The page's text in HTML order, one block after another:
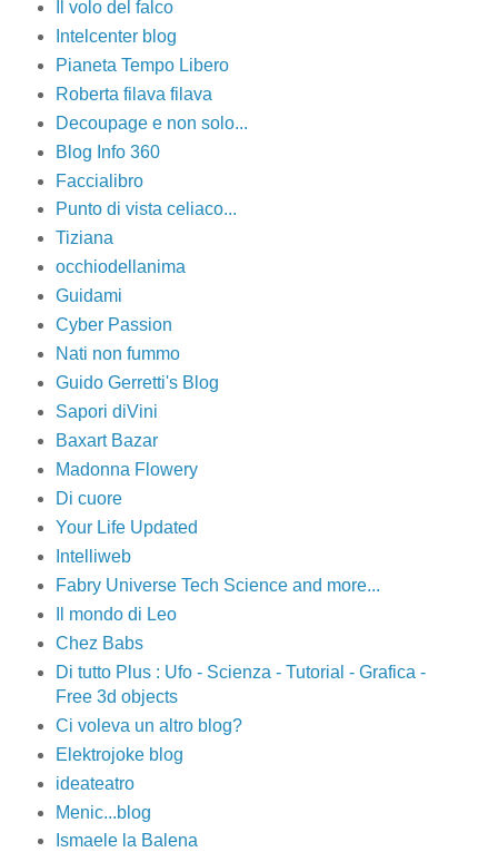
Il volo del falco
Intelcenter blog
Pianeta Tempo Libero
Roberta filava filava
Decoupage e non solo...
Blog Info 360
Faccialibro
Punto di vista celiaco...
Tiziana
occhiodellanima
Guidami
Cyber Passion
Nati non fummo
Guido Gerretti's Blog
Sapori diVini
Baxart Bazar
Madonna Flowery
Di cuore
Your Life Updated
Intelliweb
Fabry Universe Tech Science and more...
Il mondo di Leo
Chez Babs
Di tutto Plus : Ufo - Scienza - Tutorial - Grafica -
Free 3d objects
Ci voleva un altro blog?
Elektrojoke blog
ideateatro
Menic...blog
Ismaele la Balena